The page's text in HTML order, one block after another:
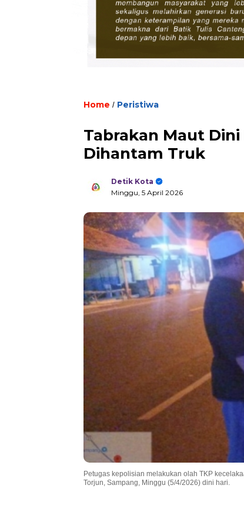
Home / Peristiwa
Tabrakan Maut Dini
Dihantam Truk
Detik Kota
Minggu, 5 April 2026
Petugas kepolisian melakukan olah TKP
Torjun, Sampang, Minggu (5/4/2026) dini hari.